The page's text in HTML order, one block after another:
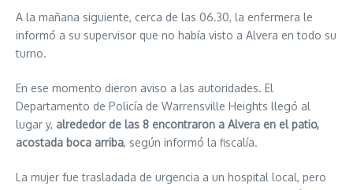
A la mañana siguiente, cerca de las 06.30, la enfermera le
informó a su supervisor que no había visto a Alvera en todo su
turno.
En ese momento dieron aviso a las autoridades. El
Departamento de Policía de Warrensville Heights llegó al
lugar y, alrededor de las 8 encontraron a Alvera en el patio,
acostada boca arriba, según informó la fiscalía.
La mujer fue trasladada de urgencia a un hospital local, pero